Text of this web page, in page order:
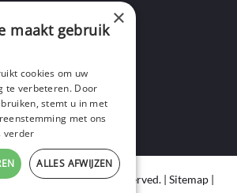
9400 Ninove
+32 495 69 32 72
Media. All Rights Reserved. | Sitemap|
×
maakt gebruik
cookies om uw
te verbeteren. Door
stemt u in met
met ons
verder
ALLES AFWIJZEN